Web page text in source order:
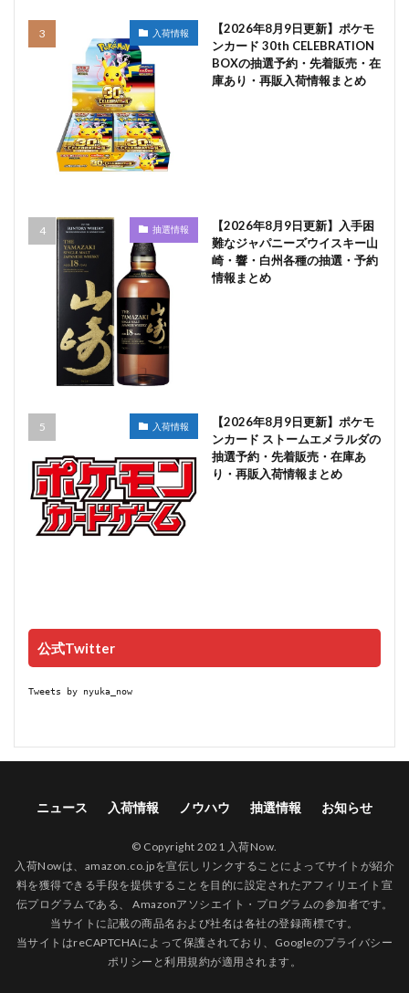
入荷情報
【2026年8月9日更新】ポケモ
ンカード 30th CELEBRATION
BOXの抽選予約・先着販売・在
庫あり・再販入荷情報まとめ
抽選情報
【2026年8月9日更新】入手困
難なジャパニーズウイスキー山
崎・響・白州各種の抽選・予約
情報まとめ
入荷情報
【2026年8月9日更新】ポケモ
ンカード ストームエメラルダの
抽選予約・先着販売・在庫あ
り・再販入荷情報まとめ
公式Twitter
Tweets by nyuka_now
ニュース 入荷情報 ノウハウ 抽選情報 お知らせ
© Copyright 2021 入荷Now.
入荷Nowは、amazon.co.jpを宣伝しリンクすることによってサイトが紹介
料を獲得できる手段を提供することを目的に設定されたアフィリエイト宣
伝プログラムである、 Amazonアソシエイト・プログラムの参加者です。
当サイトに記載の商品名および社名は各社の登録商標です。
当サイトはreCAPTCHAによって保護されており、Googleのプライバシー
ポリシー と利用規約が適用されます。